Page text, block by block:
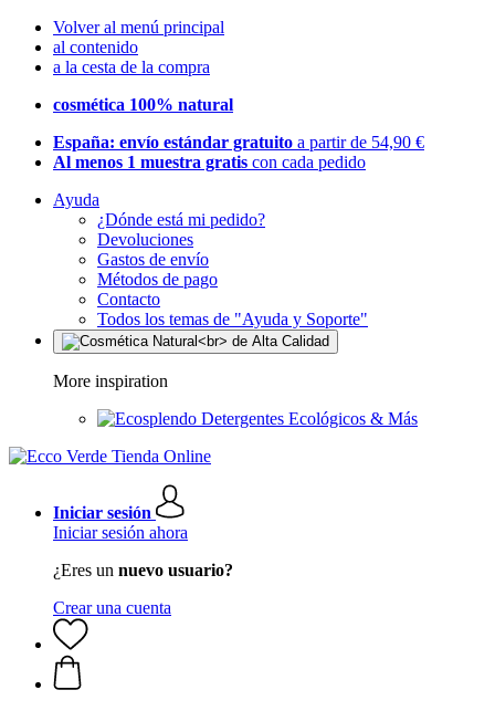
Volver al menú principal
al contenido
a la cesta de la compra
cosmética 100% natural
España: envío estándar gratuito a partir de 54,90 €
Al menos 1 muestra gratis con cada pedido
Ayuda
¿Dónde está mi pedido?
Devoluciones
Gastos de envío
Métodos de pago
Contacto
Todos los temas de "Ayuda y Soporte"
More inspiration
Detergentes Ecológicos & Más
Iniciar sesión
Iniciar sesión ahora
¿Eres un nuevo usuario?
Crear una cuenta